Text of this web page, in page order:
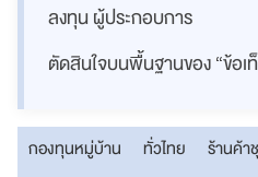
ลงทุน ผู้ประกอบการ
ตัดสินใจบนพื้นฐานของ “ข้อเท็
กองทุนหมู่บ้าน ทั่วไทย ร้านค้า